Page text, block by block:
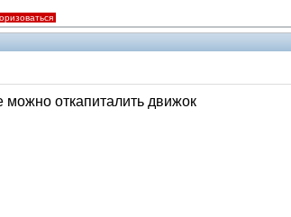
можно откапиталить движок